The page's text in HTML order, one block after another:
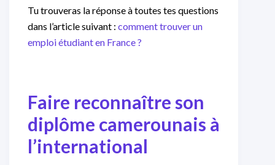
Tu trouveras la réponse à toutes tes questions
dans l’article suivant : comment trouver un
emploi étudiant en France ?
Faire reconnaître son
diplôme camerounais à
l’international